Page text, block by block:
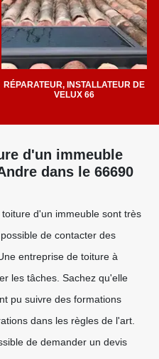
RÉPARATEUR, INSTALLATEUR DE
VELUX 66
d'un immeuble
dans le 66690
d'un immeuble sont très
de contacter des
entreprise de toiture à
les tâches. Sachez qu'elle
pu suivre des formations
dans les règles de l'art.
de demander un devis